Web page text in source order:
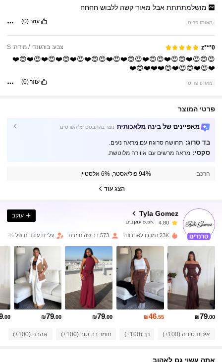
מושלמתתתת אבל מאוד קשה ללבוש חחחח
מאותו פריט עוזר(0)
z***0 צבע: בורגונדי / מידה: S
😍😍😍❤️😍😍❤️😍😍❤️😍😍❤️😍❤️😍😍❤️😍❤️😍❤️😍❤️😍❤️😍❤️
❤️😍❤️😍😍❤️😍❤️❤️❤️😍❤️
מאותו פריט עוזר(0)
פרטי המוצר
מאפיינים של בינה מלאכותית נוצר בהתבסס על הפרטים
בד סרוג: תחושה סרוגה עם מראה נעים.
סקסי: מראה מרשים עם אווירה מלוטשת.
הרכב: 94% פוליאסטר, 6% אלסטיין
הצג עוד
Tyla Gomez
4.80 5.5K עוקבים
4.80
5.5K עוקבים
y***s
שילם לפני יום אחד
4.80 5.5K עוקבים
4.80 5.5K עוקבים
4.80 5.5K עוקבים
5.5K עוקבים
עוקב
23K נמכרו לאחרונה 573 רכישה חוזרת עליית עוקבים של 25%
₪79.00
₪46.55
₪79.00
₪79.00
.00
איכות טובה (100+) רך (100+) חומר בד טוב (100+) אהבה (100+)
אתה עשוי גם לאהוב